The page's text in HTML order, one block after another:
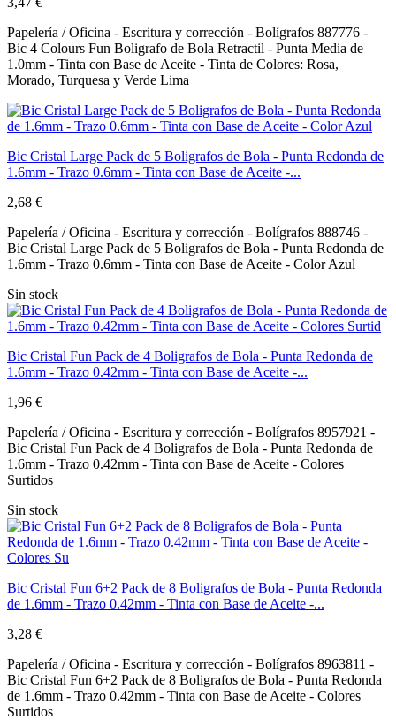
Papelería / Oficina - Escritura y corrección - Bolígrafos 887776 -
Bic 4 Colours Fun Boligrafo de Bola Retractil - Punta Media de
1.0mm - Tinta con Base de Aceite - Tinta de Colores: Rosa,
Morado, Turquesa y Verde Lima
Bic Cristal Large Pack de 5 Boligrafos de Bola - Punta Redonda de
1.6mm - Trazo 0.6mm - Tinta con Base de Aceite -...
2,68 €
Papelería / Oficina - Escritura y corrección - Bolígrafos 888746 -
Bic Cristal Large Pack de 5 Boligrafos de Bola - Punta Redonda de
1.6mm - Trazo 0.6mm - Tinta con Base de Aceite - Color Azul
Sin stock
Bic Cristal Fun Pack de 4 Boligrafos de Bola - Punta Redonda de
1.6mm - Trazo 0.42mm - Tinta con Base de Aceite -...
1,96 €
Papelería / Oficina - Escritura y corrección - Bolígrafos 8957921 -
Bic Cristal Fun Pack de 4 Boligrafos de Bola - Punta Redonda de
1.6mm - Trazo 0.42mm - Tinta con Base de Aceite - Colores
Surtidos
Sin stock
Bic Cristal Fun 6+2 Pack de 8 Boligrafos de Bola - Punta Redonda
de 1.6mm - Trazo 0.42mm - Tinta con Base de Aceite -...
3,28 €
Papelería / Oficina - Escritura y corrección - Bolígrafos 8963811 -
Bic Cristal Fun 6+2 Pack de 8 Boligrafos de Bola - Punta Redonda
de 1.6mm - Trazo 0.42mm - Tinta con Base de Aceite - Colores
Surtidos